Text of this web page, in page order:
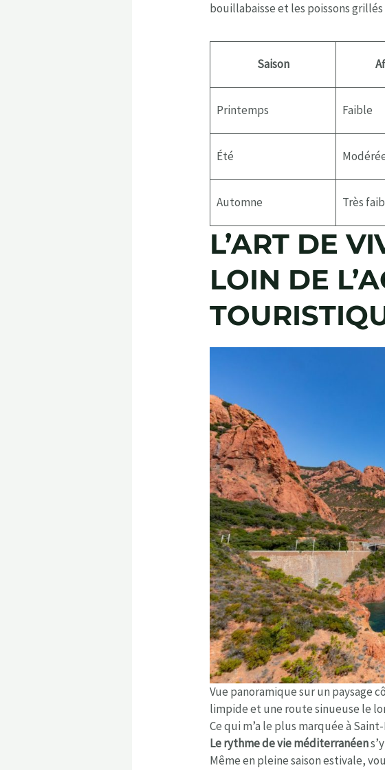
bouillabaisse et les poissons
Saison
Printemps Faible
Été
Automne Très
L’ART DE
LOIN DE
Vue panoramique sur un paysage
limpide et une route sinueuse le
Ce qui m’a le plus marquée à
Le rythme de vie méditerranéen
Même en pleine saison estivale,